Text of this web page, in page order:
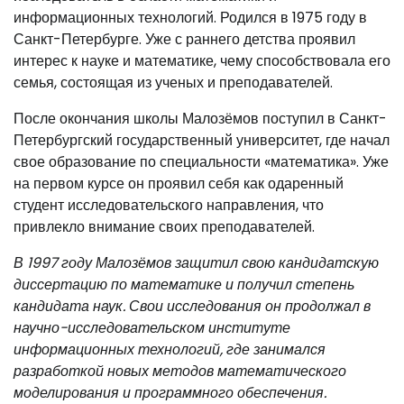
информационных технологий. Родился в 1975 году в
Санкт-Петербурге. Уже с раннего детства проявил
интерес к науке и математике, чему способствовала его
семья, состоящая из ученых и преподавателей.
После окончания школы Малозёмов поступил в Санкт-
Петербургский государственный университет, где начал
свое образование по специальности «математика». Уже
на первом курсе он проявил себя как одаренный
студент исследовательского направления, что
привлекло внимание своих преподавателей.
В 1997 году Малозёмов защитил свою кандидатскую
диссертацию по математике и получил степень
кандидата наук. Свои исследования он продолжал в
научно-исследовательском институте
информационных технологий, где занимался
разработкой новых методов математического
моделирования и программного обеспечения.